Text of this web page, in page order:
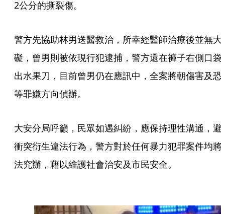
2公分的撕裂傷。
警方先協助林男送醫救治，所幸經醫師治療後並無大
礙，曾男則被依現行犯逮捕，警方還在褲子右側口袋
出水果刀，目前曾男仍在應訊中，全案將朝傷害及恐
等罪嫌方向偵辦。
大安分局呼籲，民眾如遇糾紛，應保持理性溝通，避
衝突衍生違法行為，警方對於任何暴力犯罪案件均將
法究辦，藉以維護社會治安及市民安全。